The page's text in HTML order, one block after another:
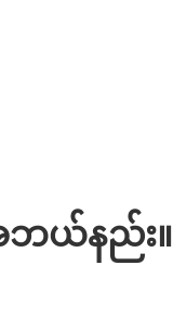
အဘယ်နည်း။